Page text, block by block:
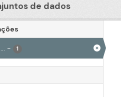
de dados
- 1